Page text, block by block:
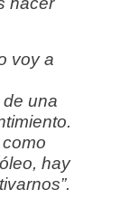
voy a
una
hay